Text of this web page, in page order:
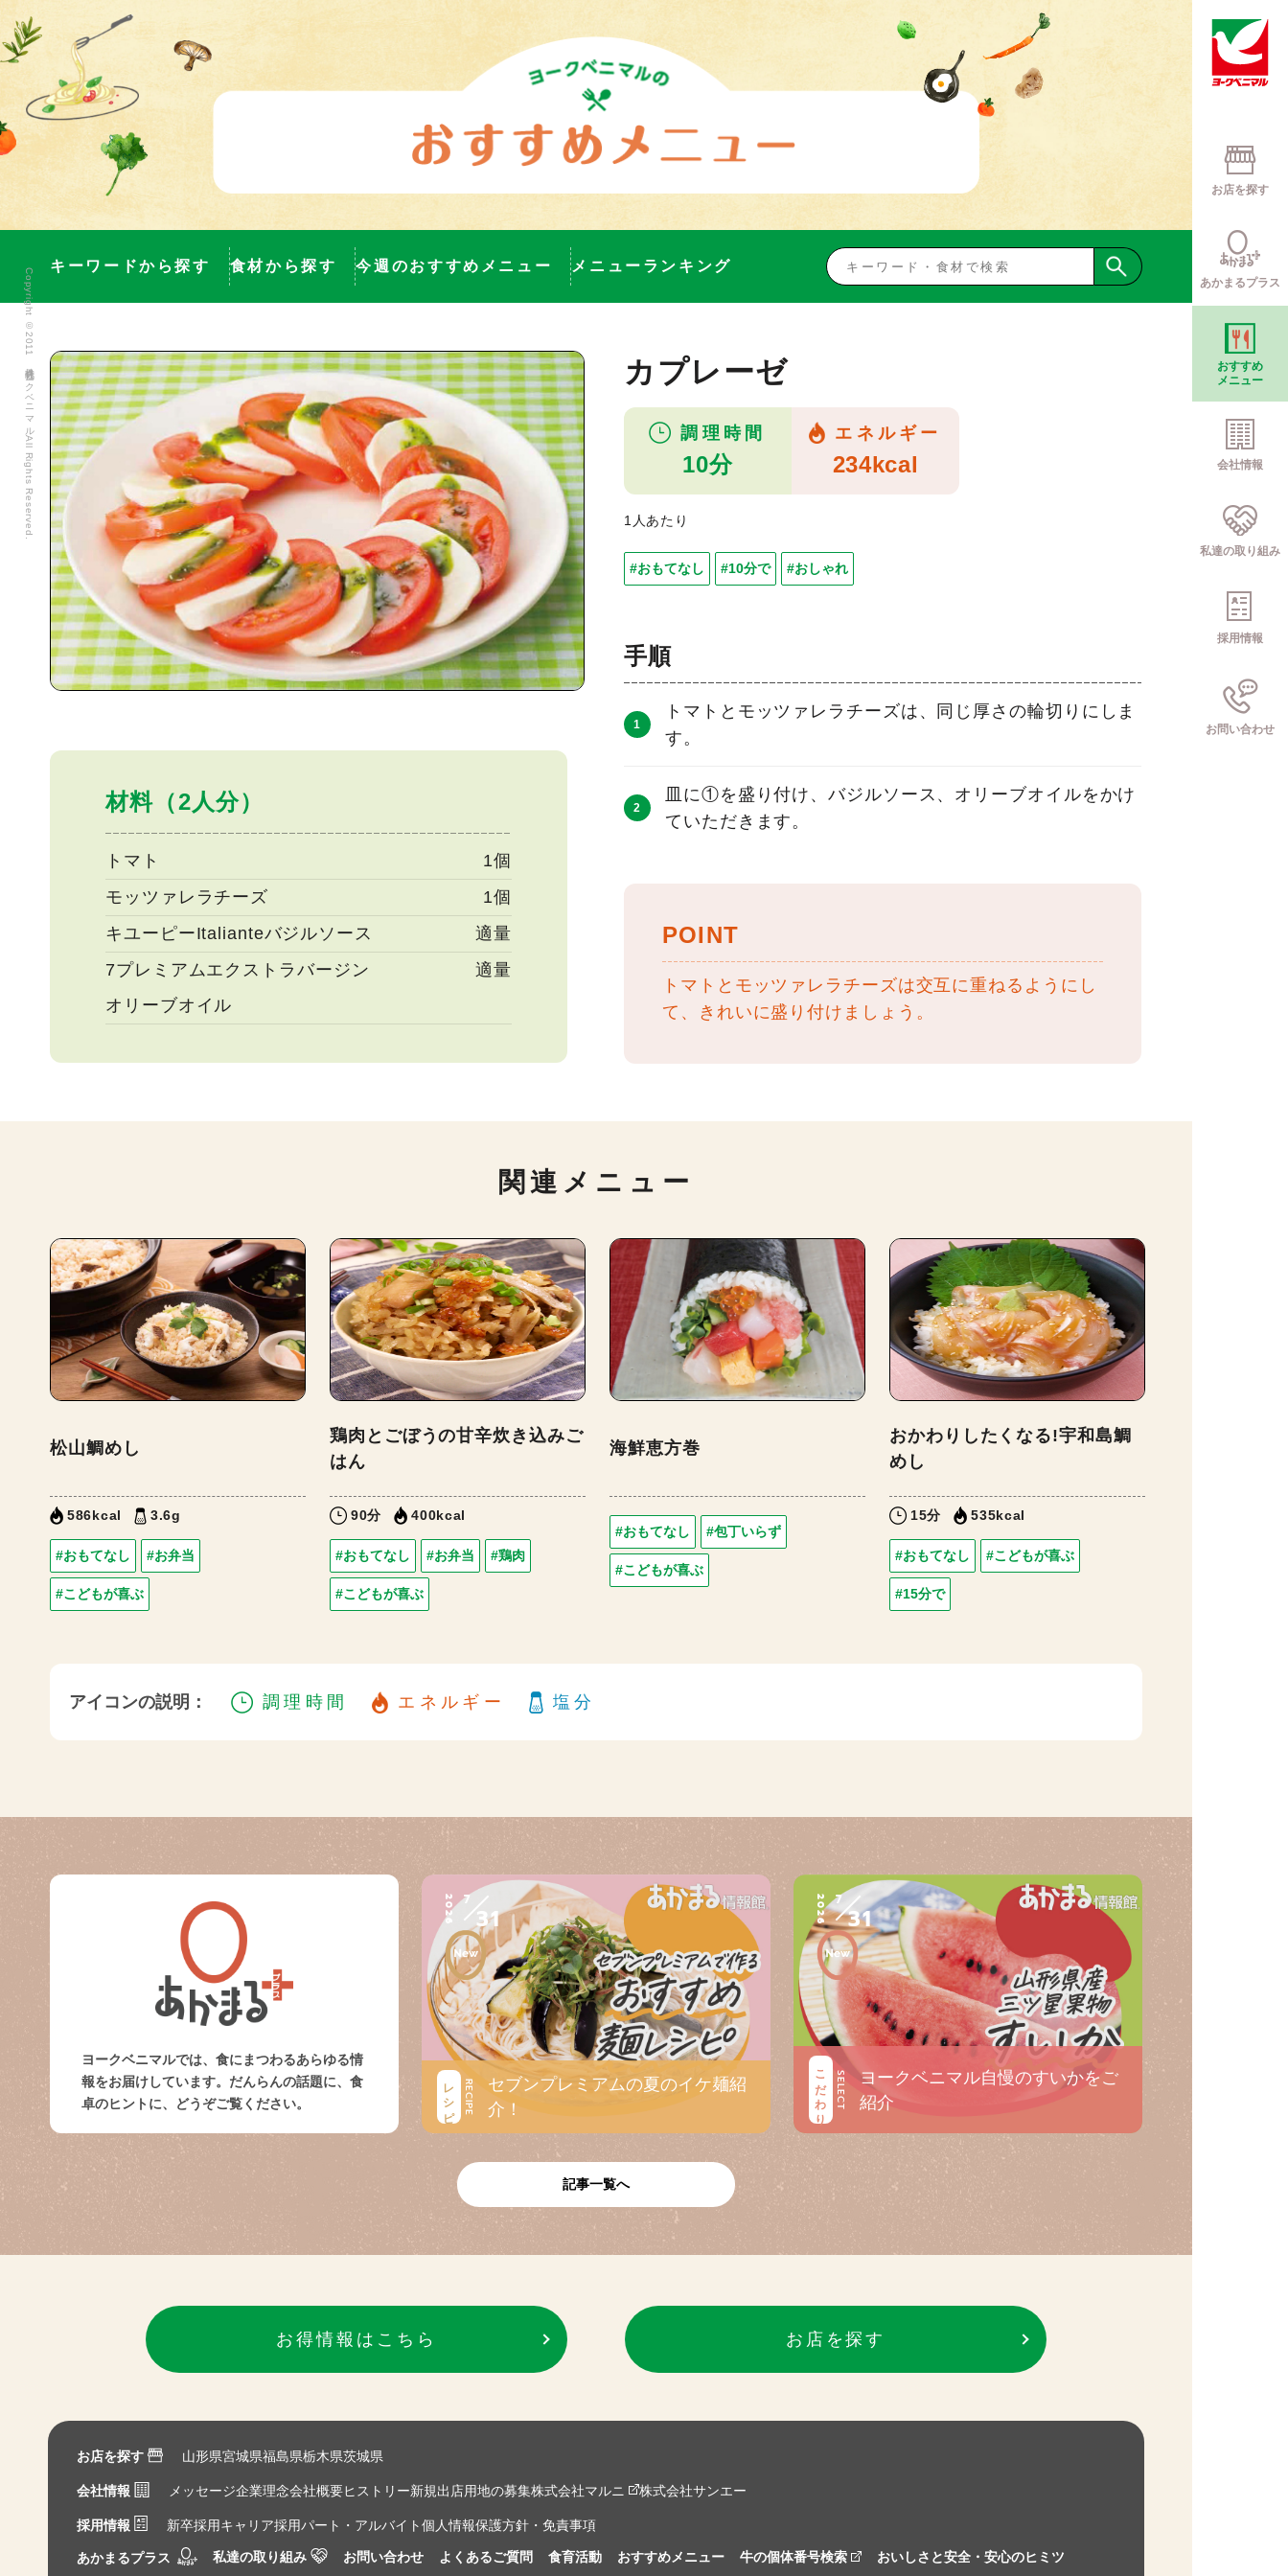
お店を探す
あかまるプラス
おすすめ
メニュー
会社情報
私達の取り組み
採用情報
お問い合わせ
キーワードから探す 食材から探す 今週のおすすめメニュー メニューランキング
材料（2人分）
トマト
1個
モッツァレラチーズ
1個
キユーピーItalianteバジルソース
適量
7プレミアムエクストラバージン
オリーブオイル
適量
カプレーゼ
調理時間
10分
エネルギー
234kcal
1人あたり
#おもてなし #10分で #おしゃれ
手順
トマトとモッツァレラチーズは、同じ厚さの輪切りにしま
す。
皿に①を盛り付け、バジルソース、オリーブオイルをかけ
ていただきます。
POINT
トマトとモッツァレラチーズは交互に重ねるようにし
て、きれいに盛り付けましょう。
関連メニュー
松山鯛めし
586kcal 3.6g
#おもてなし #お弁当
#こどもが喜ぶ
鶏肉とごぼうの甘辛炊き込みご
はん
90分 400kcal
#おもてなし #お弁当 #鶏肉
#こどもが喜ぶ
海鮮恵方巻
#おもてなし #包丁いらず
#こどもが喜ぶ
おかわりしたくなる!宇和島鯛
めし
15分 535kcal
#おもてなし #こどもが喜ぶ
#15分で
アイコンの説明： 調理時間 エネルギー 塩分
ヨークベニマルでは、食にまつわるあらゆる情
報をお届けしています。だんらんの話題に、食
卓のヒントに、どうぞご覧ください。
2026 7
31
レシピ RECIPE
セブンプレミアムの夏のイケ麺紹
介！
2026 7
31
こだわり SELECT
ヨークベニマル自慢のすいかをご
紹介
記事一覧へ
お得情報はこちら お店を探す
お店を探す 山形県宮城県福島県栃木県茨城県
会社情報 メッセージ企業理念会社概要ヒストリー新規出店用地の募集株式会社マルニ 株式会社サンエー
採用情報 新卒採用キャリア採用パート・アルバイト個人情報保護方針・免責事項
あかまるプラス 私達の取り組み お問い合わせ よくあるご質問 食育活動 おすすめメニュー 牛の個体番号検索 おいしさと安全・安心のヒミツ
Copyright ©2011 株式会社ヨークベニマル All Rights Reserved.